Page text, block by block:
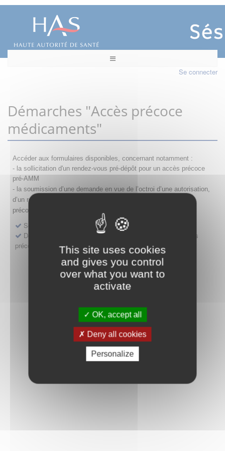
This site uses cookies
and gives you control
over what you want to
activate
OK, accept all
Deny all cookies
Personalize
Se connecter
Démarches "Accès précoce
médicaments"
Accéder aux formulaires disponibles, concernant notamment :
- la sollicitation d'un rendez-vous pré-dépôt pour un accès précoce
pré-AMM
- la soumission d’une demande en vue de l’octroi d’une autorisation,
d’un renouvellement, d’une modification ou d’un retrait d'accès
précoce
Sollicitation RDV pré-dépôt accès précoce pré-AMM
Déposer une demande ou faire évoluer une décision d'accès
précoce